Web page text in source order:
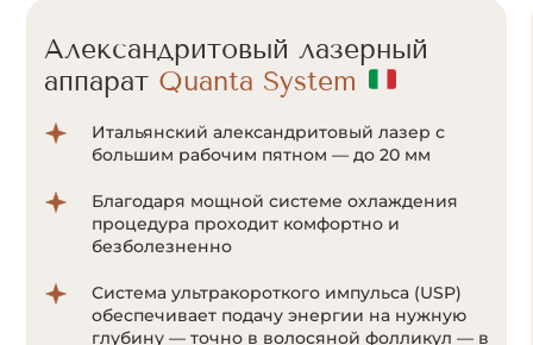
Александритовый лазерный
аппарат Cunosure Apogee+
Отсутствие болевых ощущений за счет
мощной системы охлаждения Zimmer;
Система ультракороткого импульса
позволяет воздействовать на волоски даже
с минимальным количеством пигмента